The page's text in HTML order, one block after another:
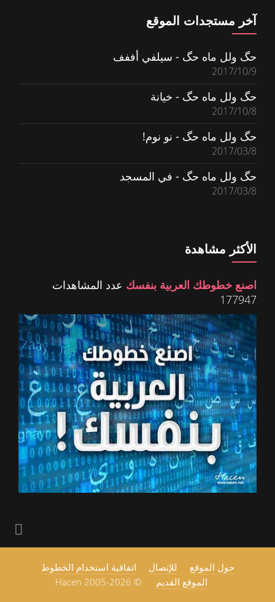
آخر مستجدات الموقع
حگ ولل ماه حگ - سيلفي أففف
2017/10/9
حگ ولل ماه حگ - خيانة
2017/10/8
حگ ولل ماه حگ - نو نوم!
2017/03/8
حگ ولل ماه حگ - في المسجد
2017/03/8
الأكثر مشاهدة
اصنع خطوطك العربية بنفسك عدد المشاهدات
177947
حول الموقع للإتصال
اتفاقية استخدام الخطوط
الموقع القديم
© 2005-2026 Hacen